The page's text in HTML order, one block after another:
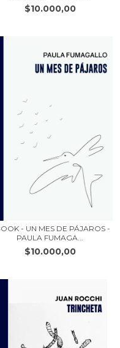
$10.000,00
- UN MES DE PÁJAROS -
PAULA FUMAGA...
$10.000,00